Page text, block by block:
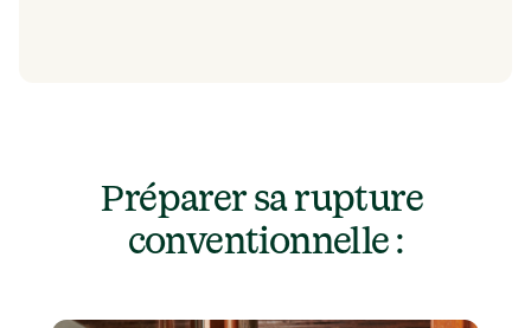
Préparer sa rupture
conventionnelle :